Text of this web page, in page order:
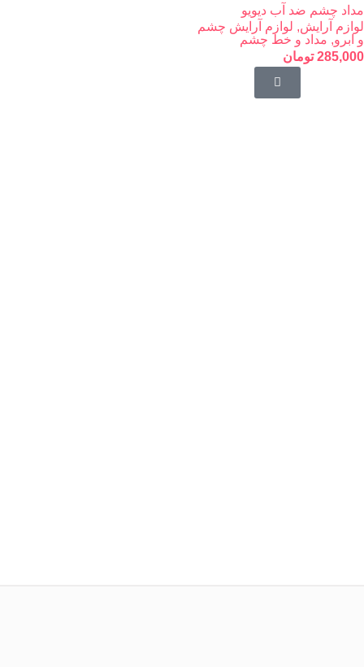
مداد چشم ضد آب دیویو
لوازم آرایش, لوازم آرایش چشم
و ابرو, مداد و خط چشم
285,000 تومان